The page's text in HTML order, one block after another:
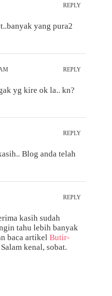
REPLY
yang pura2
REPLY
yg kire ok la.. kn?
REPLY
Blog anda telah
REPLY
kasih sudah
tahu lebih banyak
baca artikel Butir-
kenal, sobat.